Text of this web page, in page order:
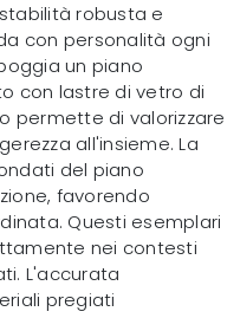
robusta e
con personalità ogni
un piano
con lastre di vetro di
permette di valorizzare
all'insieme. La
del piano
favorendo
Questi esemplari
nei contesti
L'accurata
pregiati